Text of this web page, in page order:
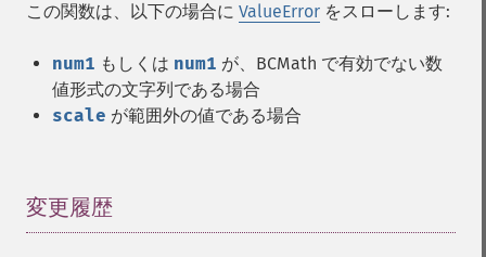
この関数は、以下の場合に ValueError をスローします:
num1 もしくは num1 が、BCMath で有効でない数
値形式の文字列である場合
scale が範囲外の値である場合
変更履歴